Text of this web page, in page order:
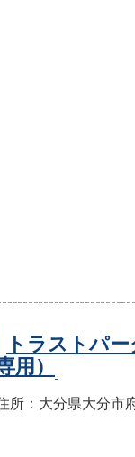
トラストパ
用）
所：大分県大分市